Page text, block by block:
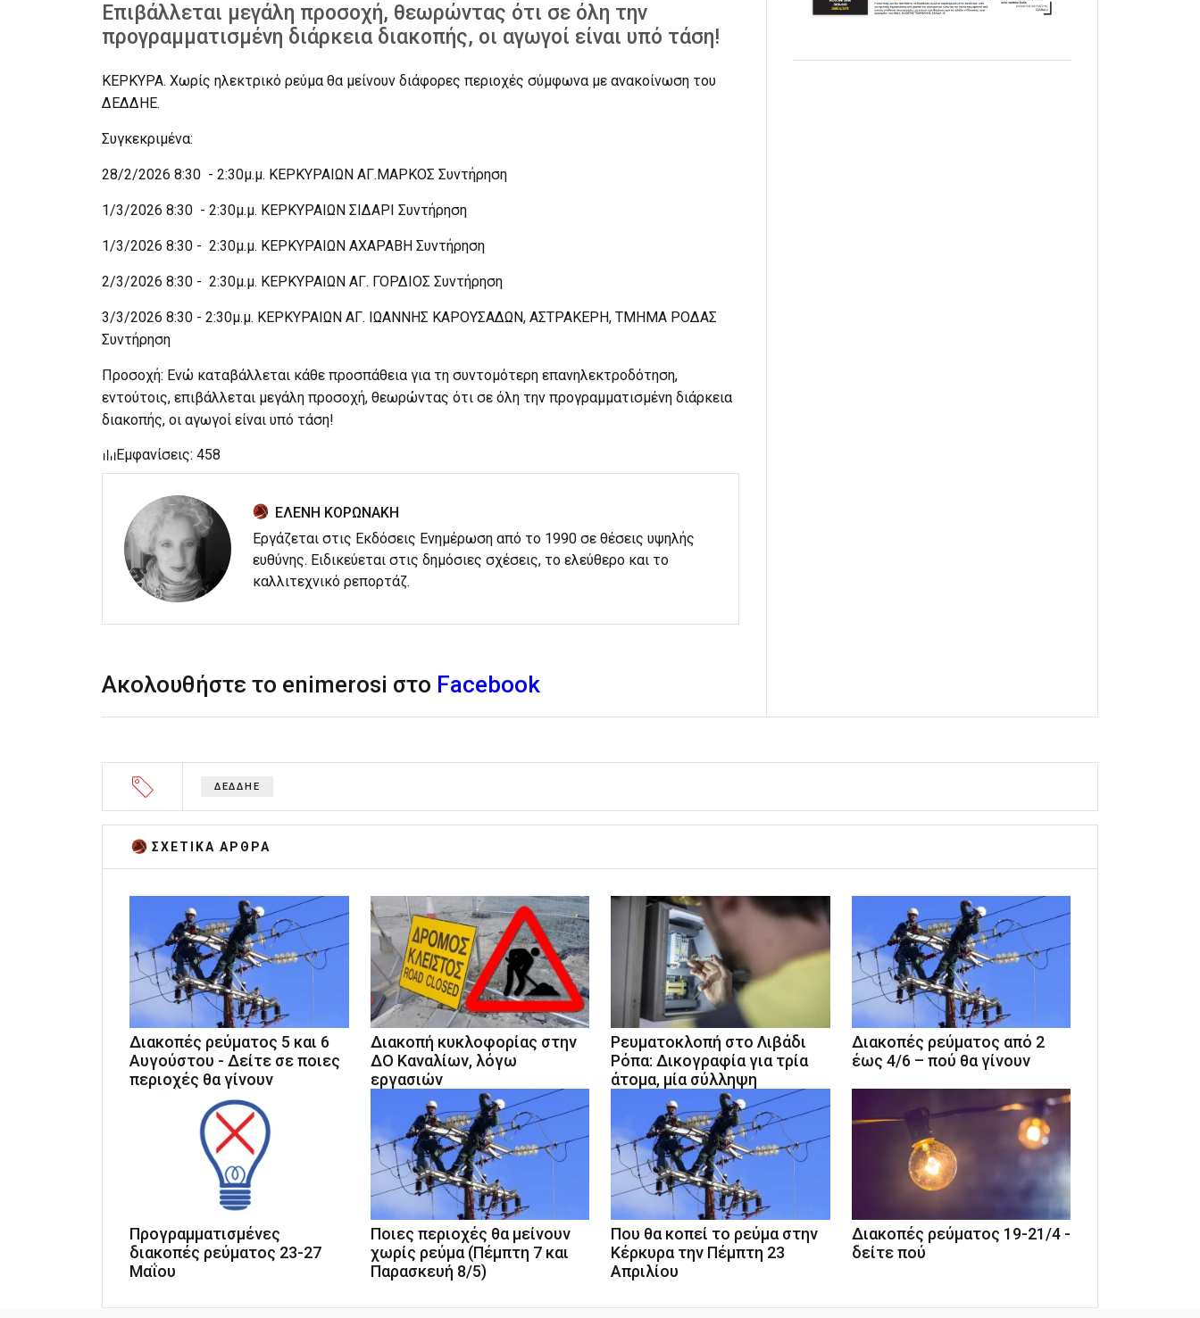
Επιβάλλεται μεγάλη προσοχή, θεωρώντας ότι σε όλη την
προγραμματισμένη διάρκεια διακοπής, οι αγωγοί είναι υπό τάση!
ΚΕΡΚΥΡΑ. Χωρίς ηλεκτρικό ρεύμα θα μείνουν διάφορες περιοχές σύμφωνα με ανακοίνωση του
ΔΕΔΔΗΕ.
Συγκεκριμένα:
28/2/2026 8:30 - 2:30μ.μ. ΚΕΡΚΥΡΑΙΩΝ ΑΓ.ΜΑΡΚΟΣ Συντήρηση
1/3/2026 8:30 - 2:30μ.μ. ΚΕΡΚΥΡΑΙΩΝ ΣΙΔΑΡΙ Συντήρηση
1/3/2026 8:30 - 2:30μ.μ. ΚΕΡΚΥΡΑΙΩΝ ΑΧΑΡΑΒΗ Συντήρηση
2/3/2026 8:30 - 2:30μ.μ. ΚΕΡΚΥΡΑΙΩΝ ΑΓ. ΓΟΡΔΙΟΣ Συντήρηση
3/3/2026 8:30 - 2:30μ.μ. ΚΕΡΚΥΡΑΙΩΝ ΑΓ. ΙΩΑΝΝΗΣ ΚΑΡΟΥΣΑΔΩΝ, ΑΣΤΡΑΚΕΡΗ, ΤΜΗΜΑ ΡΟΔΑΣ
Συντήρηση
Προσοχή: Ενώ καταβάλλεται κάθε προσπάθεια για τη συντομότερη επανηλεκτροδότηση,
εντούτοις, επιβάλλεται μεγάλη προσοχή, θεωρώντας ότι σε όλη την προγραμματισμένη διάρκεια
διακοπής, οι αγωγοί είναι υπό τάση!
Εμφανίσεις: 458
ΕΛΕΝΗ ΚΟΡΩΝΑΚΗ
Εργάζεται στις Εκδόσεις Ενημέρωση από το 1990 σε θέσεις υψηλής
ευθύνης. Ειδικεύεται στις δημόσιες σχέσεις, το ελεύθερο και το
καλλιτεχνικό ρεπορτάζ.
Ακολουθήστε το enimerosi στο Facebook
ΔΕΔΔΗΕ
ΣΧΕΤΙΚA AΡΘΡΑ
Διακοπές ρεύματος 5 και 6
Αυγούστου - Δείτε σε ποιες
περιοχές θα γίνουν
Διακοπή κυκλοφορίας στην
ΔΟ Καναλίων, λόγω
εργασιών
Ρευματοκλοπή στο Λιβάδι
Ρόπα: Δικογραφία για τρία
άτομα, μία σύλληψη
Διακοπές ρεύματος από 2
έως 4/6 – πού θα γίνουν
Προγραμματισμένες
διακοπές ρεύματος 23-27
Μαΐου
Ποιες περιοχές θα μείνουν
χωρίς ρεύμα (Πέμπτη 7 και
Παρασκευή 8/5)
Που θα κοπεί το ρεύμα στην
Κέρκυρα την Πέμπτη 23
Απριλίου
Διακοπές ρεύματος 19-21/4 -
δείτε πού